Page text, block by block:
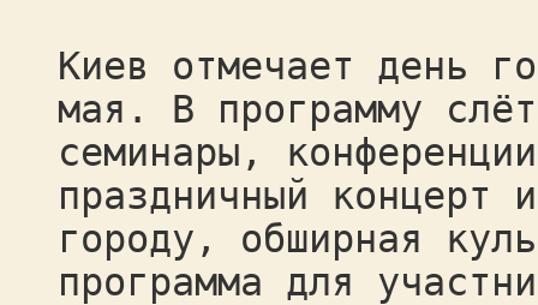
Киев отмечает день
мая. В программу
семинары,
праздничный концерт
городу, обширная
программа для